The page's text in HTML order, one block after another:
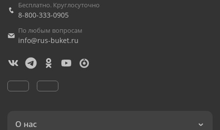
Бесплатно. Круглосуточно
8-800-333-0905
По любым вопросам
info@rus-buket.ru
О нас